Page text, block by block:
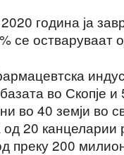
година ја
се остваруваат
во Скопје
во 40 земји во
20 канцеларии
преку 200